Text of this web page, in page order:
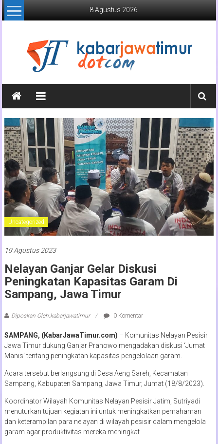
Lompat
ke
8 Agustus 2026
Kabar
Jawa
Timur
Media
Online
Jawa
Timur
Uncategorized
19 Agustus 2023
Nelayan Ganjar Gelar Diskusi
Peningkatan Kapasitas Garam Di
Sampang, Jawa Timur
Diposkan Oleh:kabarjawatimur 0 Komentar
SAMPANG, (KabarJawaTimur.com) – Komunitas Nelayan Pesisir
Jawa Timur dukung Ganjar Pranowo mengadakan diskusi ‘Jumat
Manis’ tentang peningkatan kapasitas pengelolaan garam.
Acara tersebut berlangsung di Desa Aeng Sareh, Kecamatan
Sampang, Kabupaten Sampang, Jawa Timur, Jumat (18/8/2023).
Koordinator Wilayah Komunitas Nelayan Pesisir Jatim, Sutriyadi
menuturkan tujuan kegiatan ini untuk meningkatkan pemahaman
dan keterampilan para nelayan di wilayah pesisir dalam mengelola
garam agar produktivitas mereka meningkat.